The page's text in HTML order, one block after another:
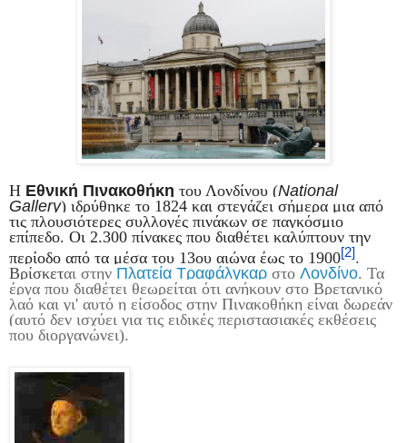
Η Εθνική Πινακοθήκη του Λονδίνου (National
Gallery) ιδρύθηκε το 1824 και στεγάζει σήμερα μια από
τις πλουσιότερες συλλογές πινάκων σε παγκόσμιο
επίπεδο. Οι 2.300 πίνακες που διαθέτει καλύπτουν την
περίοδο από τα μέσα του 13ου αιώνα έως το 1900[2].
Βρίσκεται στην Πλατεία Τραφάλγκαρ στο Λονδίνο. Τα
έργα που διαθέτει θεωρείται ότι ανήκουν στο Βρετανικό
λαό και γι' αυτό η είσοδος στην Πινακοθήκη είναι δωρεάν
(αυτό δεν ισχύει για τις ειδικές περιστασιακές εκθέσεις
που διοργανώνει).